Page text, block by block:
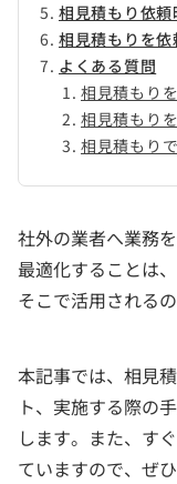
相見積もり依
相見積もりを
よくある質問
相見積もり
相見積もり
相見積もり
社外の業者へ業務
最適化することは
そこで活用される
本記事では、相見
ト、実施する際の
します。また、す
ていますので、ぜ